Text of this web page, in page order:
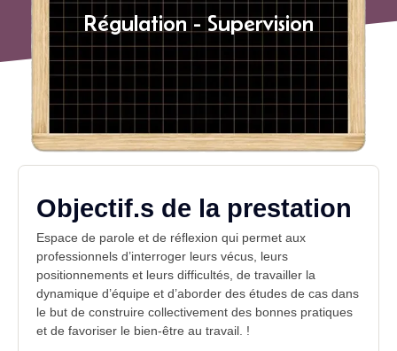
Régulation - Supervision
Objectif.s de la prestation
Espace de parole et de réflexion qui permet aux
professionnels d’interroger leurs vécus, leurs
positionnements et leurs difficultés, de travailler la
dynamique d’équipe et d’aborder des études de cas dans
le but de construire collectivement des bonnes pratiques
et de favoriser le bien-être au travail. !